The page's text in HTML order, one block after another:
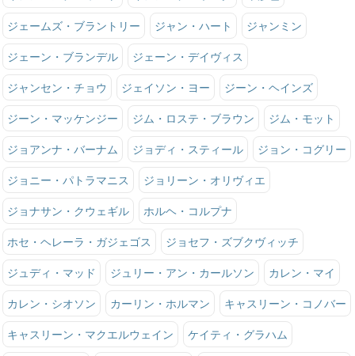
ジェームズ・ブラントリー ジャン・ハート ジャンミン
ジェーン・ブランデル ジェーン・デイヴィス
ジャンセン・チョウ ジェイソン・ヨー ジーン・ヘインズ
ジーン・マッケンジー ジム・ロステ・ブラウン ジム・モット
ジョアンナ・バーナム ジョディ・スティール ジョン・コグリー
ジョニー・パトラマニス ジョリーン・オリヴィエ
ジョナサン・クウェギル ホルヘ・コルプナ
ホセ・ヘレーラ・ガジェゴス ジョセフ・ズブクヴィッチ
ジュディ・マッド ジュリー・アン・カールソン カレン・マイ
カレン・シオソン カーリン・ホルマン キャスリーン・コノバー
キャスリーン・マクエルウェイン ケイティ・グラハム